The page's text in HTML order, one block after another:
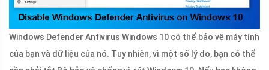
Windows Defender Antivirus Windows 10 có thể bảo vệ máy tính
của bạn và dữ liệu của nó. Tuy nhiên, vì một số lý do, bạn có thể